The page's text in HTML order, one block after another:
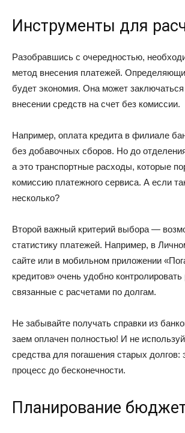
Инструменты для
Разобравшись с очередностью,
метод внесения платежей.
будет экономия. Она может заключаться
внесении средств на счет без комиссии.
Например, оплата кредита в филиале
без добавочных сборов. Но до
а это транспортные расходы, которые
комиссию платежного сервиса. А если
несколько?
Второй важный критерий выбора —
статистику платежей. Например, в
сайте или в мобильном приложении
кредитов» очень удобно
связанные с расчетами по долгам.
Не забывайте получать справки из
заем оплачен полностью! И не
средства для погашения старых долгов:
процесс до бесконечности.
Планирование